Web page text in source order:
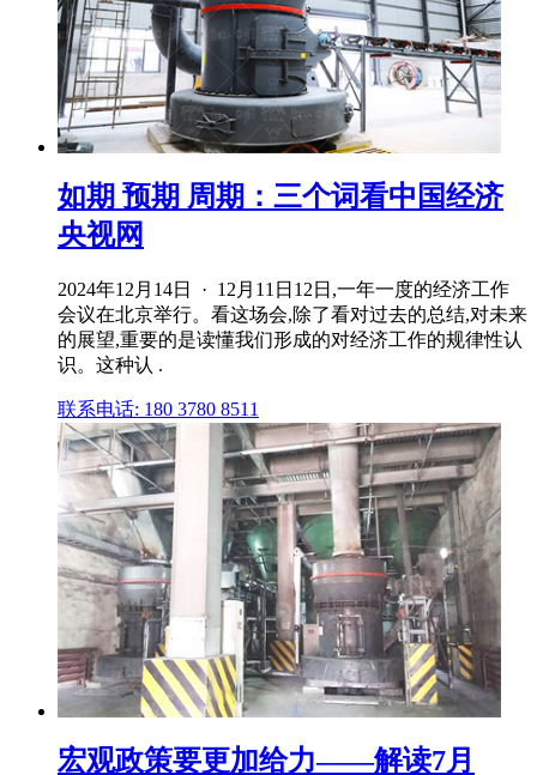
如期 预期 周期：三个词看中国经济
央视网
2024年12月14日 · 12月11日12日,一年一度的经济工作
会议在北京举行。看这场会,除了看对过去的总结,对未来
的展望,重要的是读懂我们形成的对经济工作的规律性认
识。这种认 .
联系电话: 180 3780 8511
宏观政策要更加给力——解读7月